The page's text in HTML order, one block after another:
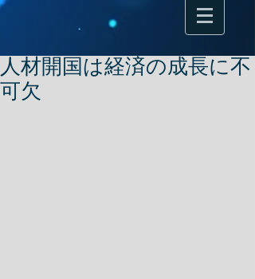
人材開国は経済の成長に不
可欠